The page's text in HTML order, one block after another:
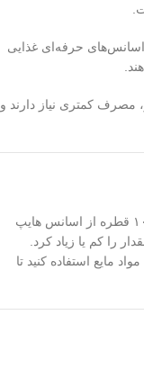
اسانس‌های حرفه‌ای غذایی
مصرف کمتری نیاز دارند و
برای نوشیدنی یا ژله‌های طعم‌دار، معمولاً بین ۵ تا ۱۰ قطره از اسانس هایپ
را کم یا زیاد کرد.
مایع استفاده کنید تا